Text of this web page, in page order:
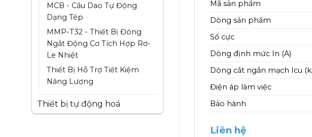
MCB - Cầu Dao Tự Động
Dạng Tép
MMP-T32 - Thiết Bị Đóng
Ngắt Động Cơ Tích Hợp Rơ-
Le Nhiệt
Thiết Bị Hỗ Trợ Tiết Kiệm
Năng Lượng
Thiết bị tự động hoá
Mã sản phẩm
Dòng sản phẩm
Số cực
Dòng định mức In (A)
Dòng cắt ngắn mạch Icu
Điện áp làm việc
Bảo hành
Liên hệ